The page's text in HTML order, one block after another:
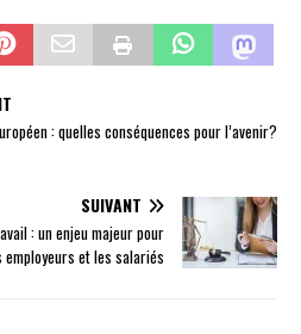
: quelles conséquences pour l’avenir?
SUIVANT
: un enjeu majeur pour
employeurs et les salariés